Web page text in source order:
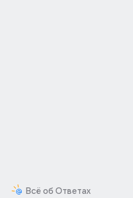
Всё об Ответах